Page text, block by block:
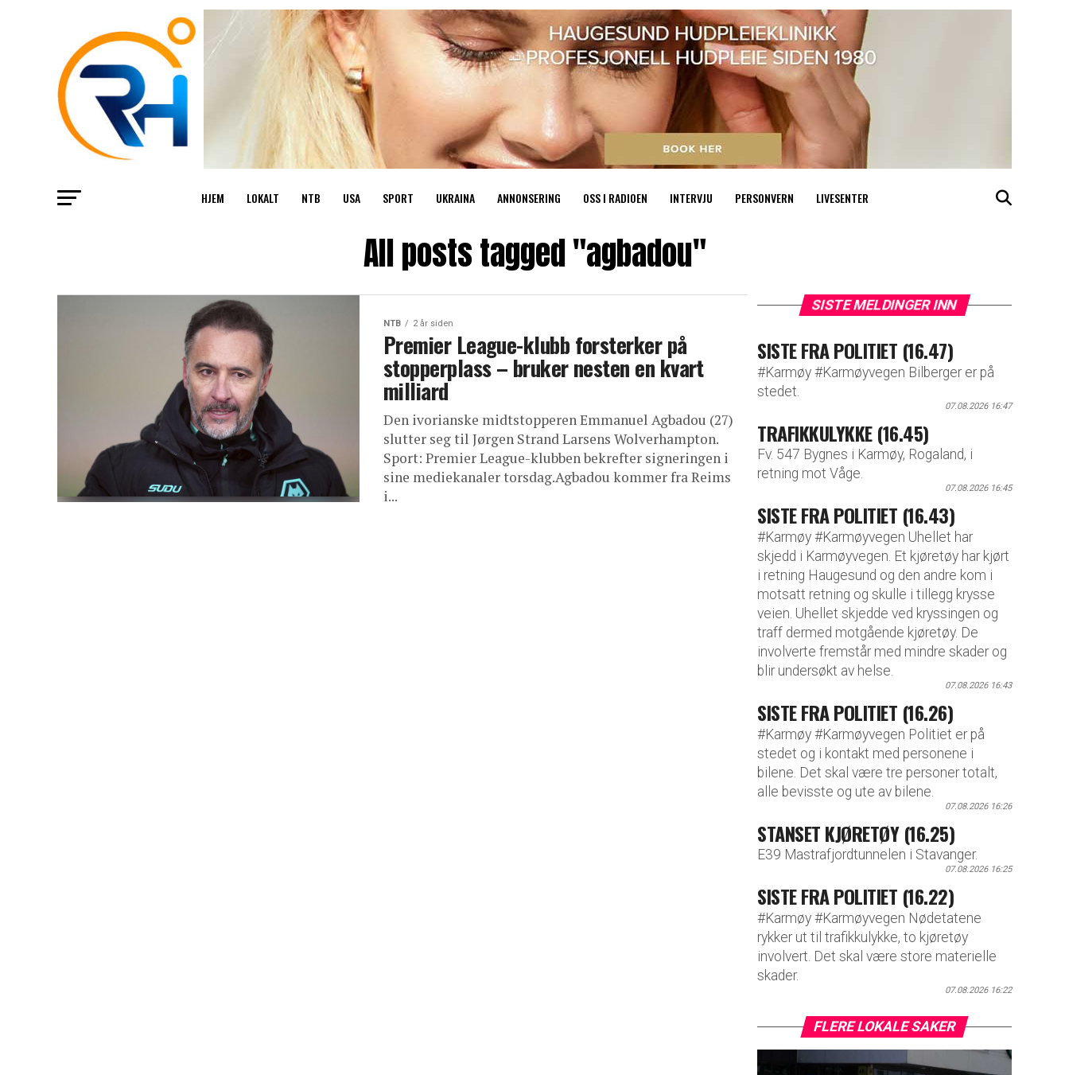
HJEM LOKALT NTB USA SPORT UKRAINA ANNONSERING OSS I RADIOEN INTERVJU PERSONVERN LIVESENTER
All posts tagged "agbadou"
NTB 2 år siden
Premier League-klubb forsterker på
stopperplass – bruker nesten en kvart
milliard
Den ivorianske midtstopperen Emmanuel Agbadou (27)
slutter seg til Jørgen Strand Larsens Wolverhampton.
Sport: Premier League-klubben bekrefter signeringen i
sine mediekanaler torsdag.Agbadou kommer fra Reims
i...
SISTE MELDINGER INN
SISTE FRA POLITIET (16.47)
#Karmøy #Karmøyvegen Bilberger er på
stedet.
07.08.2026 16:47
TRAFIKKULYKKE (16.45)
Fv. 547 Bygnes i Karmøy, Rogaland, i
retning mot Våge.
07.08.2026 16:45
SISTE FRA POLITIET (16.43)
#Karmøy #Karmøyvegen Uhellet har
skjedd i Karmøyvegen. Et kjøretøy har kjørt
i retning Haugesund og den andre kom i
motsatt retning og skulle i tillegg krysse
veien. Uhellet skjedde ved kryssingen og
traff dermed motgående kjøretøy. De
involverte fremstår med mindre skader og
blir undersøkt av helse.
07.08.2026 16:43
SISTE FRA POLITIET (16.26)
#Karmøy #Karmøyvegen Politiet er på
stedet og i kontakt med personene i
bilene. Det skal være tre personer totalt,
alle bevisste og ute av bilene.
07.08.2026 16:26
STANSET KJØRETØY (16.25)
E39 Mastrafjordtunnelen i Stavanger.
07.08.2026 16:25
SISTE FRA POLITIET (16.22)
#Karmøy #Karmøyvegen Nødetatene
rykker ut til trafikkulykke, to kjøretøy
involvert. Det skal være store materielle
skader.
07.08.2026 16:22
FLERE LOKALE SAKER